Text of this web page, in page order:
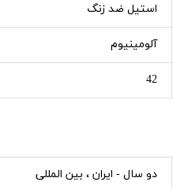
استیل ضد زنگ
آلومینیوم
42
دو سال - ایران ، بین المللی